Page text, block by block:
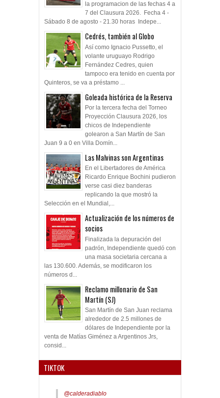
la programacion de las fechas 4 a
7 del Clausura 2026. Fecha 4 -
Sábado 8 de agosto - 21.30 horas Indepe...
Cedrés, también al Globo
Así como Ignacio Pussetto, el
volante uruguayo Rodrigo
Fernández Cedres, quien
tampoco era tenido en cuenta por
Quinteros, se va a préstamo ...
Goleada histórica de la Reserva
Por la tercera fecha del Torneo
Proyección Clausura 2026, los
chicos de Independiente
golearon a San Martín de San
Juan 9 a 0 en Villa Domín...
Las Malvinas son Argentinas
En el Libertadores de América
Ricardo Enrique Bochini pudieron
verse casi diez banderas
replicando la que mostró la
Selección en el Mundial,...
Actualización de los números de
socios
Finalizada la depuración del
padrón, Independiente quedó con
una masa societaria cercana a
las 130.600. Además, se modificaron los
números d...
Reclamo millonario de San
Martín (SJ)
San Martín de San Juan reclama
alrededor de 2.5 millones de
dólares de Independiente por la
venta de Matías Giménez a Argentinos Jrs,
consid...
TIKTOK
@calderadiablo